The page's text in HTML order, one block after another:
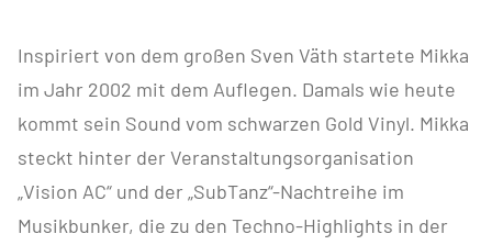
Inspiriert von dem großen Sven Väth startete Mikka
im Jahr 2002 mit dem Auflegen. Damals wie heute
kommt sein Sound vom schwarzen Gold Vinyl. Mikka
steckt hinter der Veranstaltungsorganisation
„Vision AC“ und der „SubTanz“-Nachtreihe im
Musikbunker, die zu den Techno-Highlights in der